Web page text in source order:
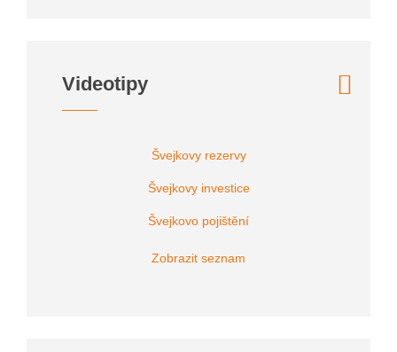
Videotipy
Švejkovy rezervy
Švejkovy investice
Švejkovo pojištění
Zobrazit seznam